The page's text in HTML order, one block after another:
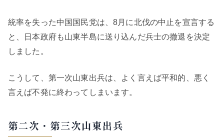
統率を失った中国国民党は、8月に北伐の中止を宣言する
と、日本政府も山東半島に送り込んだ兵士の撤退を決定
しました。
こうして、第一次山東出兵は、よく言えば平和的、悪く
言えば不発に終わってしまいます。
第二次・第三次山東出兵